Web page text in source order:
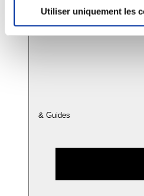
Utiliser uniquement les
Sources d’information
& Guides